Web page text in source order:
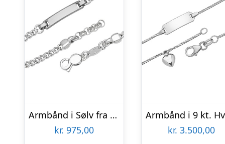
Armbånd i Sølv fra 17 til 20 cm – Mulighed for gravering
kr. 975,00 kr. 3.500,00